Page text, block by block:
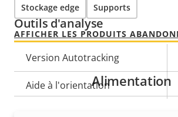
Outils d'analyse
Description
de la
propriété
Valeur de
la
propriété
Version Autotracking
Aide à l'orientation
Stockage edge Supports
AFFICHER LES PRODUITS
Alimentation